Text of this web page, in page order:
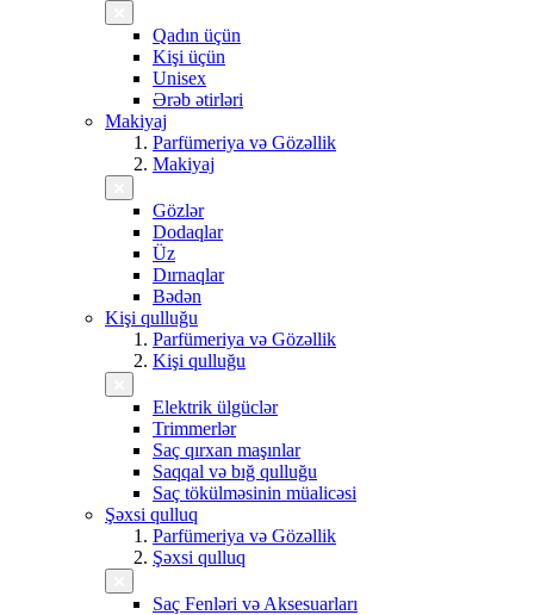
Qadın üçün
Kişi üçün
Unisex
Ərəb ətirləri
Makiyaj
Parfümeriya və Gözəllik
Makiyaj
Gözlər
Dodaqlar
Üz
Dırnaqlar
Bədən
Kişi qulluğu
Parfümeriya və Gözəllik
Kişi qulluğu
Elektrik ülgüclər
Trimmerlər
Saç qırxan maşınlar
Saqqal və bığ qulluğu
Saç tökülməsinin müalicəsi
Şəxsi qulluq
Parfümeriya və Gözəllik
Şəxsi qulluq
Saç Fenləri və Aksesuarları